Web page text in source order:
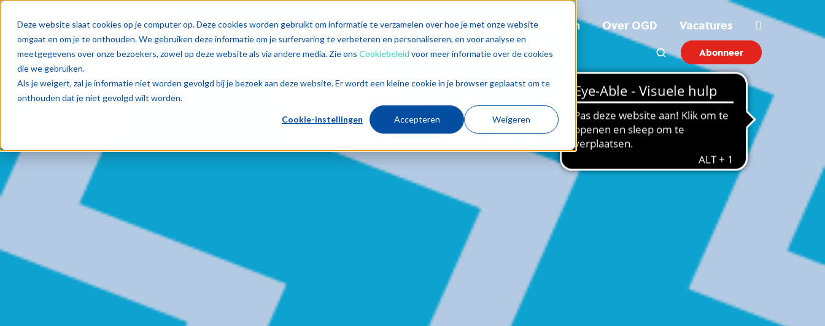
Deze website slaat cookies op je computer op. Deze cookies worden gebruikt om informatie te verzamelen over hoe je met onze website
omgaat en om je te onthouden. We gebruiken deze informatie om je surfervaring te verbeteren en personaliseren, en voor analyse en
meetgegevens over onze bezoekers, zowel op deze website als via andere media. Zie ons Cookiebeleid voor meer informatie over de cookies
die we gebruiken.
Als je weigert, zal je informatie niet worden gevolgd bij je bezoek aan deze website. Er wordt een kleine cookie in je browser geplaatst om te
onthouden dat je niet gevolgd wilt worden.
Cookie-instellingen Accepteren Weigeren
Oplossingen Diensten Sectoren Trends Inzichten Over OGD Vacatures
Abonneer